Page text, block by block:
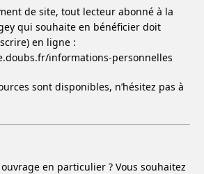
de site, tout lecteur abonné à la
qui souhaite en bénéficier doit
en ligne :
informations-personnelles
sont disponibles, n’hésitez pas à
en particulier ? Vous souhaitez